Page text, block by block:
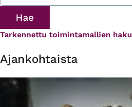
Tarkennettu toimintamallien haku
Ajankohtaista